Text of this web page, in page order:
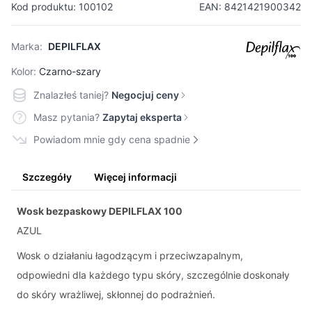
Kod produktu: 100102 EAN: 8421421900342
Marka: DEPILFLAX
Kolor: Czarno-szary
Znalazłeś taniej? Negocjuj ceny
Masz pytania? Zapytaj eksperta
Powiadom mnie gdy cena spadnie
Szczegóły Więcej informacji
Wosk bezpaskowy DEPILFLAX 100
AZUL
Wosk o działaniu łagodzącym i przeciwzapalnym,
odpowiedni dla każdego typu skóry, szczególniedoskonały
do skóry wrażliwej, skłonnej do podrażnień.